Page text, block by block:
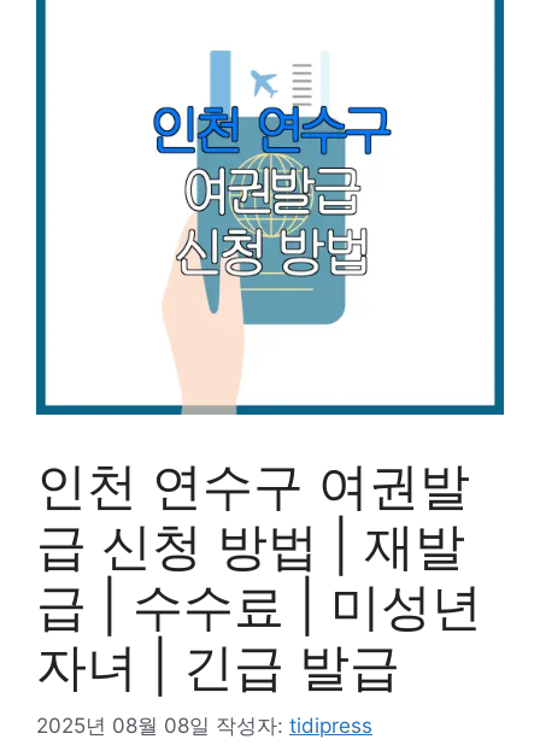
인천 연수구 여권발
급 신청 방법 | 재발
급 | 수수료 | 미성년
자녀 | 긴급 발급
2025년 08월 08일 작성자: tidipress